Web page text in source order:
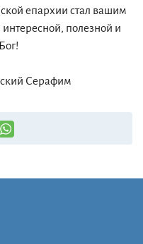
епархии стал вашим
полезной и
Серафим